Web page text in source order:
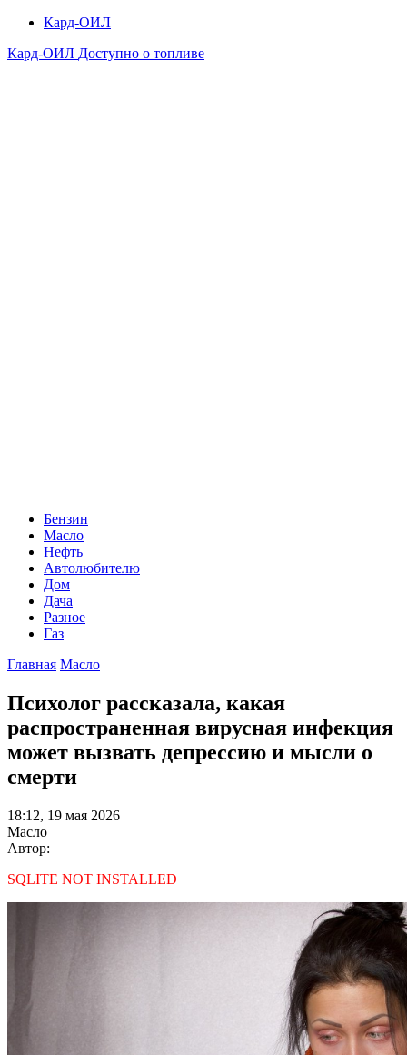
Кард-ОИЛ
Кард-ОИЛ Доступно о топливе
Бензин
Масло
Нефть
Автолюбителю
Дом
Дача
Разное
Газ
Главная Масло
Психолог рассказала, какая
распространенная вирусная инфекция
может вызвать депрессию и мысли о
смерти
18:12, 19 мая 2026
Масло
Автор:
SQLITE NOT INSTALLED